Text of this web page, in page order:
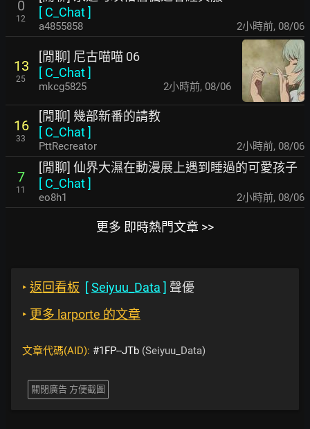
0
12
[ C_Chat]
a4855858 2小時前, 08/06
13
25
[閒聊] 尼古喵喵 06
[ C_Chat]
mkcg5825 2小時前, 08/06
16
33
[閒聊] 幾部新番的請教
[ C_Chat]
PttRecreator 2小時前, 08/06
7
11
[閒聊] 仙界大濕在動漫展上遇到睡過的可愛孩子
[ C_Chat]
eo8h1 2小時前, 08/06
更多 即時熱門文章 >>
‣ 返回看板 [Seiyuu_Data ] 聲優
‣ 更多 larporte 的文章
文章代碼(AID): #1FP--JTb (Seiyuu_Data)
關閉廣告 方便截圖